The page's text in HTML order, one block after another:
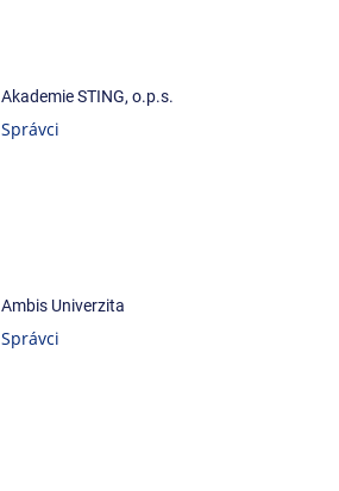
Akademie STING, o.p.s.
Správci
Ambis Univerzita
Správci